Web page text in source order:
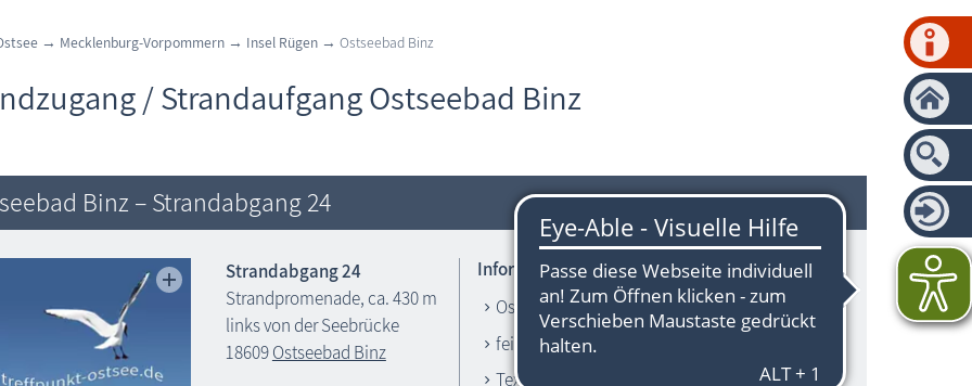
→ Mecklenburg-Vorpommern → Insel Rügen → Ostseebad Binz
/ Strandaufgang Ostseebad Binz
Binz – Strandabgang 24
Strandabgang 24
Strandpromenade, ca. 430 m
links von der Seebrücke
18609Ostseebad Binz
Informationen zum Strandbereich
Ostsee
feinsandiger Strand
Textilstrand